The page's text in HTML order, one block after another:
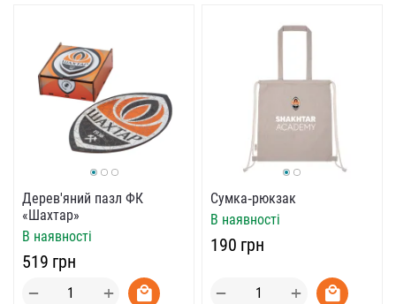
Дерев'яний пазл ФК
«Шахтар»
В наявності
‍519‍ грн
+
−
Сумка‑рюкзак
В наявності
‍190‍ грн
+
−